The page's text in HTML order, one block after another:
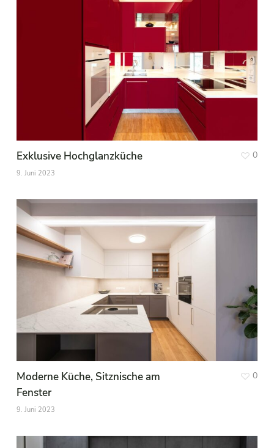
Exklusive Hochglanzküche
9. Juni 2023
0
Moderne Küche, Sitznische am
Fenster
9. Juni 2023
0